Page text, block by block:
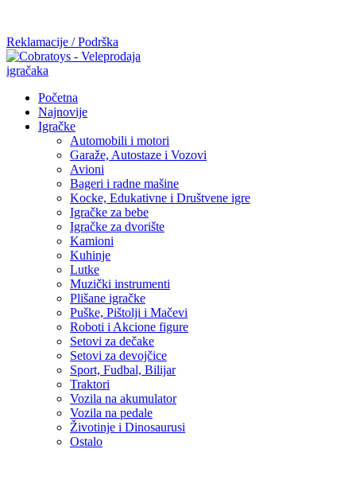
Reklamacije / Podrška
Početna
Najnovije
Igračke
Automobili i motori
Garaže, Autostaze i Vozovi
Avioni
Bageri i radne mašine
Kocke, Edukativne i Društvene igre
Igračke za bebe
Igračke za dvorište
Kamioni
Kuhinje
Lutke
Muzički instrumenti
Plišane igračke
Puške, Pištolji i Mačevi
Roboti i Akcione figure
Setovi za dečake
Setovi za devojčice
Sport, Fudbal, Bilijar
Traktori
Vozila na akumulator
Vozila na pedale
Životinje i Dinosaurusi
Ostalo